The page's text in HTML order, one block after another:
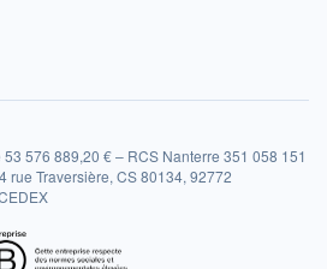
576 889,20 € – RCS Nanterre 351 058 151
rue Traversière, CS 80134, 92772